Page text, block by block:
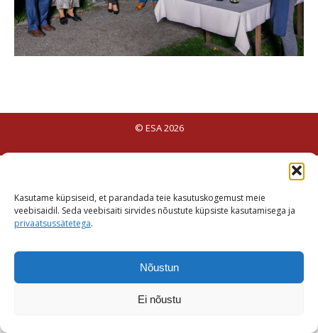
Kasutame küpsiseid, et parandada teie kasutuskogemust meie
veebisaidil. Seda veebisaiti sirvides nõustute küpsiste kasutamisega ja
privaatsussätetega.
Nõustun
Ei nõustu
© ESA 2026